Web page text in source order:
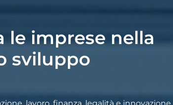
le imprese nella
sviluppo